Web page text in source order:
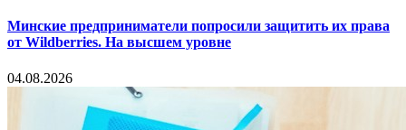
Минские предприниматели попросили защитить их права
от Wildberries. На высшем уровне
04.08.2026